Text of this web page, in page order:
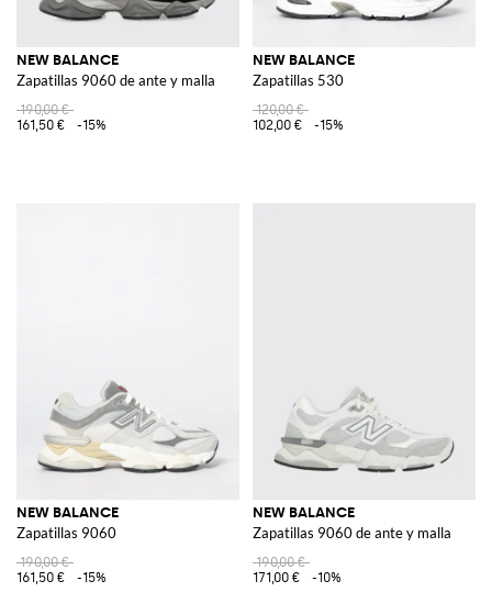
NEW BALANCE
Zapatillas 9060 de ante y malla
190,00 €
161,50 €
-15%
NEW BALANCE
Zapatillas 530
120,00 €
102,00 €
-15%
NEW BALANCE
Zapatillas 9060
190,00 €
161,50 €
-15%
NEW BALANCE
Zapatillas 9060 de ante y malla
190,00 €
171,00 €
-10%